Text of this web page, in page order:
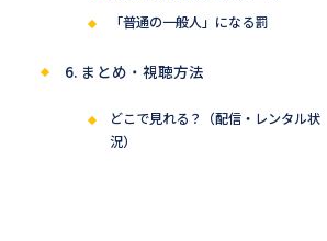
「普通の一般人」になる罰
6. まとめ・視聴方法
どこで見れる？（配信・レンタル状
況）